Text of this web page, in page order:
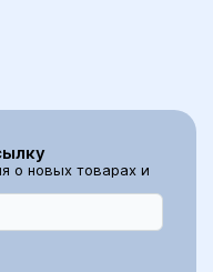
о новых товарах и